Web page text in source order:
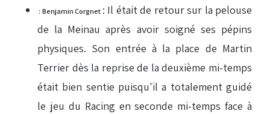
: Benjamin Corgnet : Il était de retour sur la pelouse
de la Meinau après avoir soigné ses pépins
physiques. Son entrée à la place de Martin
Terrier dès la reprise de la deuxième mi-temps
était bien sentie puisqu'il a totalement guidé
le jeu du Racing en seconde mi-temps face à